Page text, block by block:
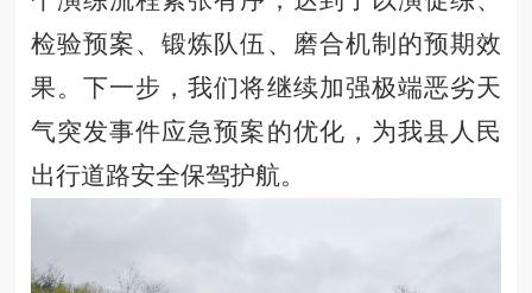
检验预案、锻炼队伍、磨合机制的预期效
果。下一步，我们将继续加强极端恶劣天
气突发事件应急预案的优化，为我县人民
出行道路安全保驾护航。